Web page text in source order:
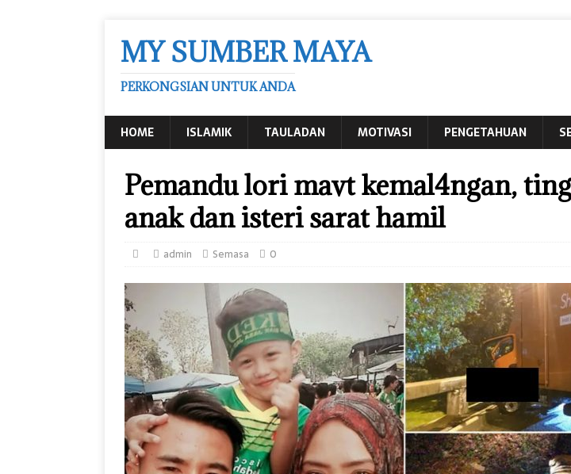
MY SUMBER MAYA
PERKONGSIAN UNTUK ANDA
HOME ISLAMIK TAULADAN MOTIVASI PENGETAHUAN
Pemandu lori mavt kemal4ngan,
anak dan isteri sarat hamil
admin Semasa 0